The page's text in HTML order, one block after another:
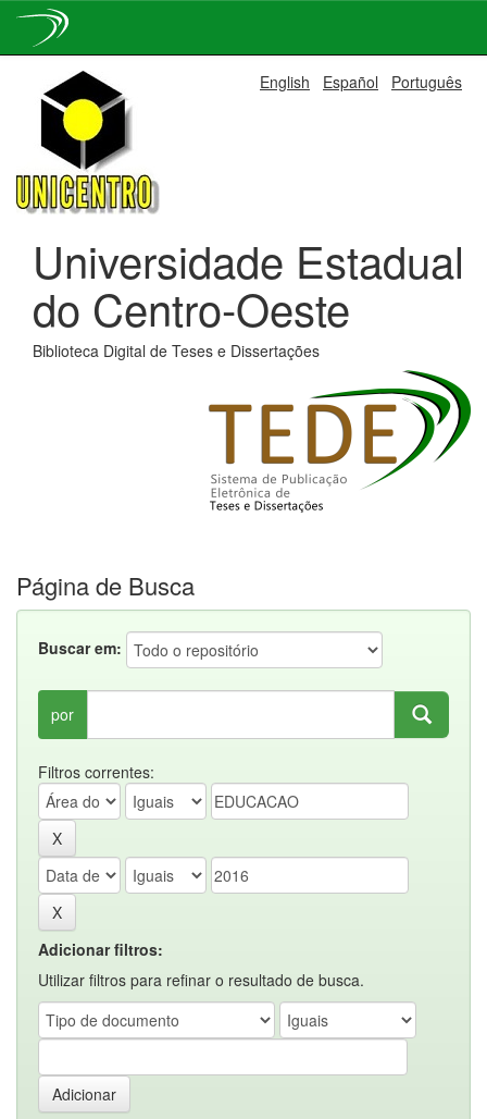
navigation
English Español Português
Universidade Estadual
do Centro-Oeste
Biblioteca Digital de Teses e Dissertações
Página de Busca
Buscar em:
por
Filtros correntes:
Adicionar filtros:
Utilizar filtros para refinar o resultado de busca.